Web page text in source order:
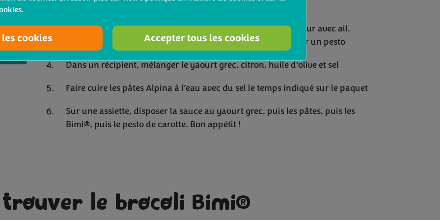
Faire rôtir au four à 180° pendant 20 minutes
Faire sur-cuire des carottes à l’eau et les mixer dans un mixeur avec ail,
citron, huile d’olive, parmesan, poivre et piment pour obtenir un pesto
Dans un récipient, mélanger le yaourt grec, citron, huile d’olive et sel
Faire cuire les pâtes Alpina à l’eau avec du sel le temps indiqué sur le paquet
Sur une assiette, disposer la sauce au yaourt grec, puis les pâtes, puis les
Bimi®, puis le pesto de carotte. Bon appétit !
trouver le brocoli Bimi®
.
cookies Accepter tous les cookies